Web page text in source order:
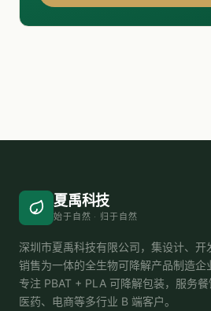
夏禹科技
始于自然 · 归于自然
深圳市夏禹科技有限公司，集设计、开
销售为一体的全生物可降解产品制造企
专注 PBAT + PLA 可降解包装，服务餐
医药、电商等多行业 B 端客户。